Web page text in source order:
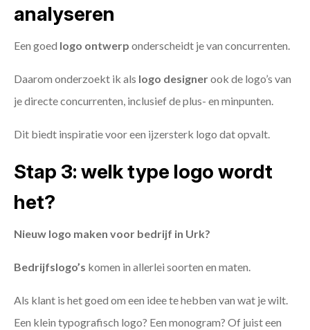
analyseren
Een goed logo ontwerp onderscheidt je van concurrenten.
Daarom onderzoekt ik als logo designerook de logo’s van
je directe concurrenten, inclusief de plus- en minpunten.
Dit biedt inspiratie voor een ijzersterk logo dat opvalt.
Stap 3: welk type logo wordt
het?
Nieuw logo maken voor bedrijf in Urk?
Bedrijfslogo’s komen in allerlei soorten en maten.
Als klant is het goed om een idee te hebben van wat je wilt.
Een klein typografisch logo? Een monogram? Of juist een